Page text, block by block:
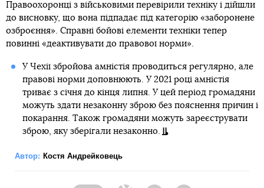
Правоохоронці з військовими перевірили техніку і дійшли
до висновку, що вона підпадає під категорію «заборонене
озброєння». Справні бойові елементи техніки тепер
повинні «деактивувати до правової норми».
У Чехії збройова амністія проводиться регулярно, але
правові норми доповнюють. У 2021 році амністія
триває з січня до кінця липня. У цей період громадяни
можуть здати незаконну зброю без пояснення причин і
покарання. Також громадяни можуть зареєструвати
зброю, яку зберігали незаконно.
Автор: Костя Андрейковець